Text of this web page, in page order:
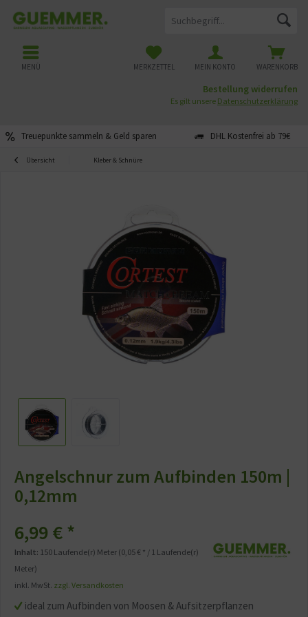
Treuepunkte sammeln & Geld sparen DHL Kostenfrei ab 79€
WARENKORB
MERKZETTEL MEIN KONTO
MENÜ
Bestellung widerrufen
Es gilt unsere Datenschutzerklärung
Übersicht Kleber & Schnüre
Angelschnur zum Aufbinden 150m |
0,12mm
ideal zum Aufbinden von Moosen & Aufsitzerpflanzen
6,99 € *
Inhalt: 150 Laufende(r) Meter (0,05 € * / 1 Laufende(r)
Meter)
inkl. MwSt. zzgl. Versandkosten